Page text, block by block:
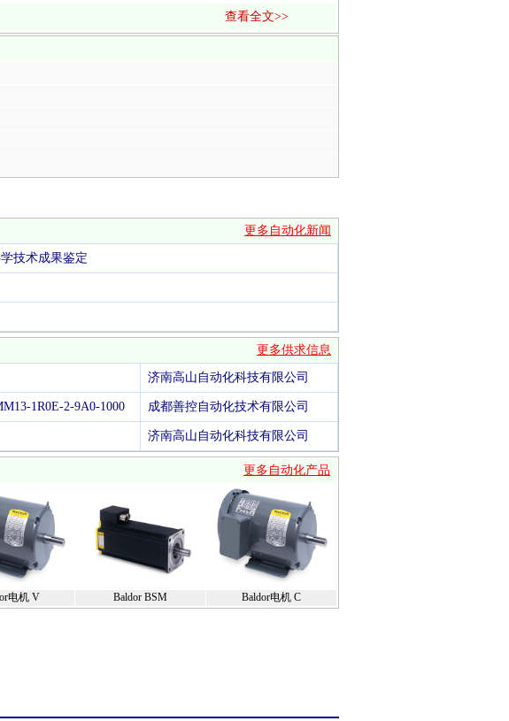
查看全文>>
更多自动化新闻
技术成果鉴定
更多供求信息
济南高山自动化科技有限公司
1R0E-2-9A0-1000 成都善控自动化技术有限公司
济南高山自动化科技有限公司
更多自动化产品
电机 V Baldor BSM Baldor电机 C